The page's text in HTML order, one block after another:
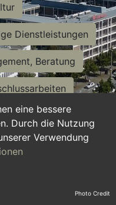
eine bessere
Durch die Nutzung
Verwendung
Dienstleistungen
Beratung
Sekretariat
Photo Credit